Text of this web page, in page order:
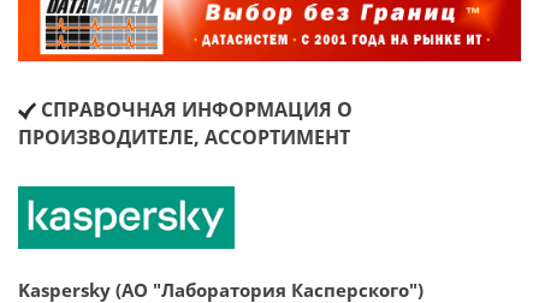
СПРАВОЧНАЯ ИНФОРМАЦИЯ О
ПРОИЗВОДИТЕЛЕ, АССОРТИМЕНТ
Kaspersky (АО "Лаборатория Касперского")